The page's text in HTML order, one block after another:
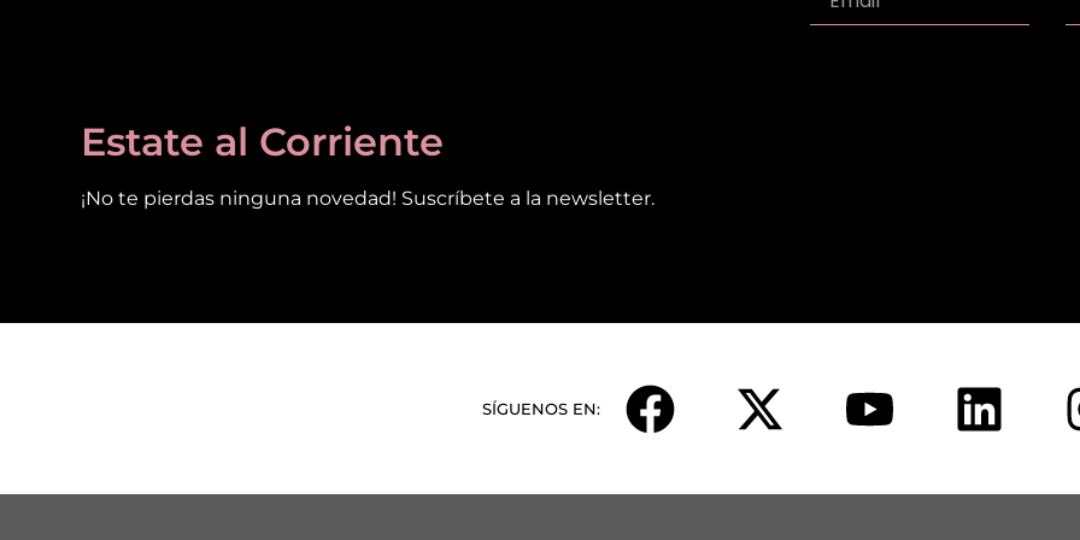
Estate al Corriente
¡No te pierdas ninguna novedad! Suscríbete a la newsletter.
SÍGUENOS EN: